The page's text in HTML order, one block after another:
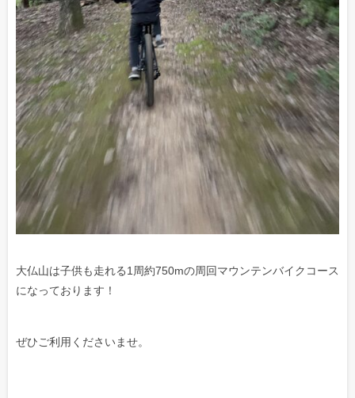
大仏山は子供も走れる1周約750mの周回マウンテンバイクコース
になっております！
ぜひご利用くださいませ。